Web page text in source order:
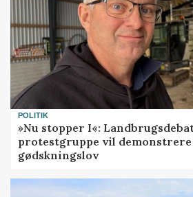
POLITIK
»Nu stopper I«:
protestgruppe vil
gødskningslov